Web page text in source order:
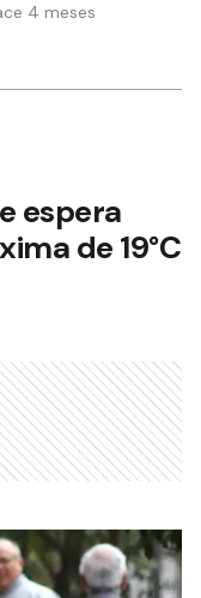
4 meses
espera
de 19°C